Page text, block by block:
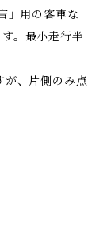
」用の客車な
。最小走行半
、片側のみ点